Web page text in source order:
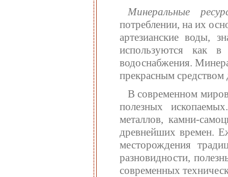
Минеральные
потреблении, на их
артезианские воды,
используются как в
водоснабжения.
прекрасным средством
В современном
полезных
металлов, камни-
древнейших времен.
месторождения
разновидности,
современных